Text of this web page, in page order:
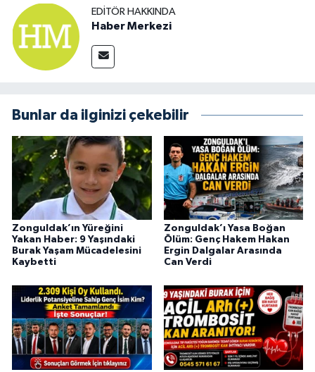
EDITÖR HAKKINDA
Haber Merkezi
Bunlar da ilginizi çekebilir
Zonguldak’ın Yüreğini
Yakan Haber: 9 Yaşındaki
Burak Yaşam Mücadelesini
Kaybetti
Zonguldak’ı Yasa Boğan
Ölüm: Genç Hakem Hakan
Ergin Dalgalar Arasında
Can Verdi